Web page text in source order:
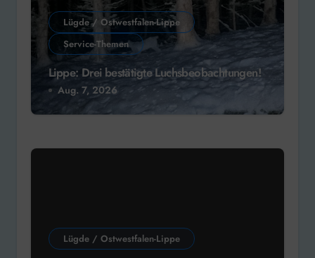
Lügde / Ostwestfalen-Lippe
Service-Themen
Lippe: Drei bestätigte Luchsbeobachtungen!
Aug. 7, 2026
Lügde / Ostwestfalen-Lippe